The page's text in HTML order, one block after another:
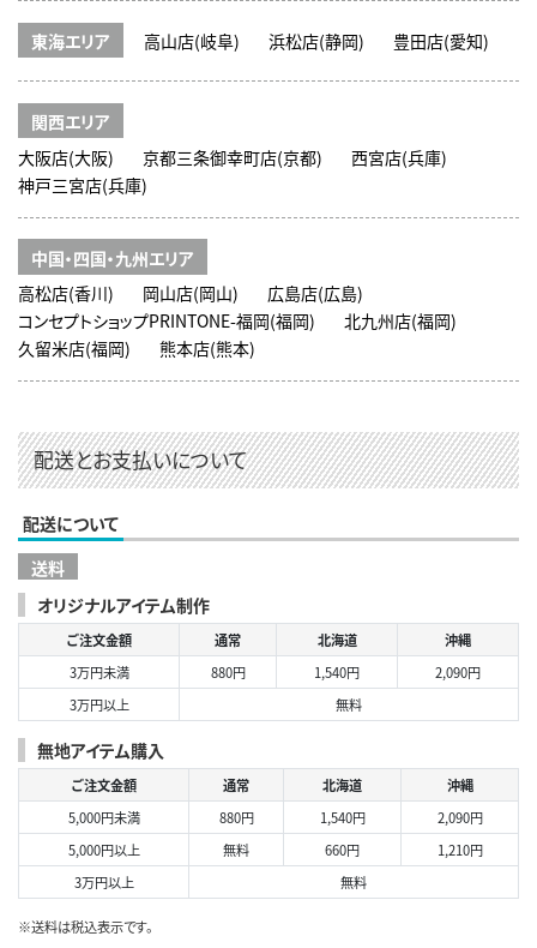
東海エリア 高山店(岐阜) 浜松店(静岡) 豊田店(愛知)
関西エリア
大阪店(大阪)
京都三条御幸町店(京都)
西宮店(兵庫)
神戸三宮店(兵庫)
中国・四国・九州エリア
高松店(香川)
岡山店(岡山)
広島店(広島)
コンセプトショップPRINTONE-福岡(福岡)
北九州店(福岡)
久留米店(福岡)
熊本店(熊本)
配送とお支払いについて
配送について
送料
オリジナルアイテム制作
ご注文金額 通常 北海道
沖縄
3万円未満
880円 1,540円
2,090円
3万円以上
無料
無地アイテム購入
ご注文金額 通常 北海道
沖縄
5,000円未満
880円 1,540円
2,090円
5,000円以上
無料 660円
1,210円
3万円以上
無料
※送料は税込表示です。